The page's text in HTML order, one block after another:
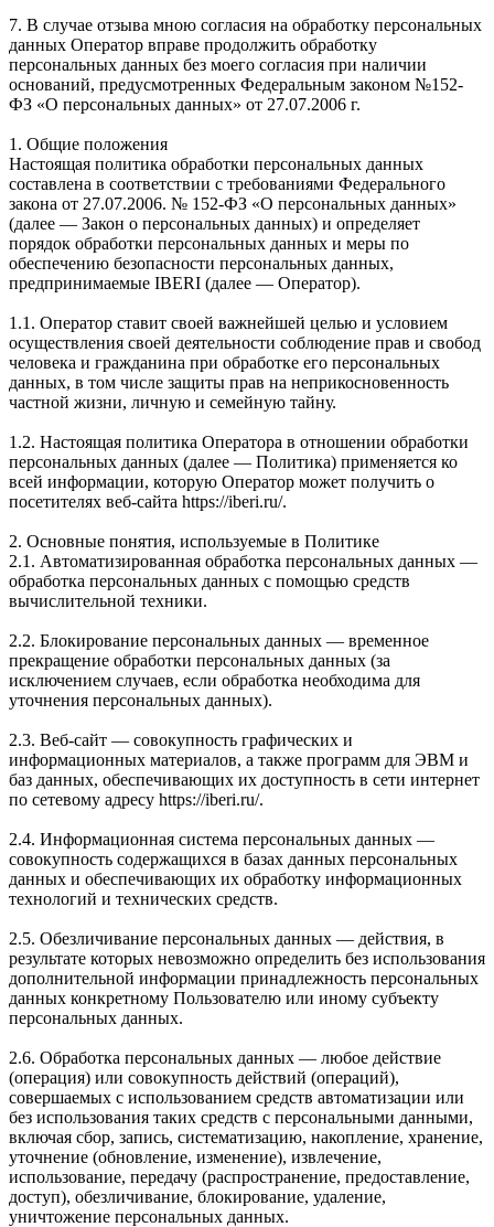
7. В случае отзыва мною согласия на обработку персональных
данных Оператор вправе продолжить обработку
персональных данных без моего согласия при наличии
оснований, предусмотренных Федеральным законом №152-
ФЗ «О персональных данных» от 27.07.2006 г.
1. Общие положения
Настоящая политика обработки персональных данных
составлена в соответствии с требованиями Федерального
закона от 27.07.2006. № 152-ФЗ «О персональных данных»
(далее — Закон о персональных данных) и определяет
порядок обработки персональных данных и меры по
обеспечению безопасности персональных данных,
предпринимаемые IBERI (далее — Оператор).
1.1. Оператор ставит своей важнейшей целью и условием
осуществления своей деятельности соблюдение прав и свобод
человека и гражданина при обработке его персональных
данных, в том числе защиты прав на неприкосновенность
частной жизни, личную и семейную тайну.
1.2. Настоящая политика Оператора в отношении обработки
персональных данных (далее — Политика) применяется ко
всей информации, которую Оператор может получить о
посетителях веб-сайта https://iberi.ru/.
2. Основные понятия, используемые в Политике
2.1. Автоматизированная обработка персональных данных —
обработка персональных данных с помощью средств
вычислительной техники.
2.2. Блокирование персональных данных — временное
прекращение обработки персональных данных (за
исключением случаев, если обработка необходима для
уточнения персональных данных).
2.3. Веб-сайт — совокупность графических и
информационных материалов, а также программ для ЭВМ и
баз данных, обеспечивающих их доступность в сети интернет
по сетевому адресу https://iberi.ru/.
2.4. Информационная система персональных данных —
совокупность содержащихся в базах данных персональных
данных и обеспечивающих их обработку информационных
технологий и технических средств.
2.5. Обезличивание персональных данных — действия, в
результате которых невозможно определить без использования
дополнительной информации принадлежность персональных
данных конкретному Пользователю или иному субъекту
персональных данных.
2.6. Обработка персональных данных — любое действие
(операция) или совокупность действий (операций),
совершаемых с использованием средств автоматизации или
без использования таких средств с персональными данными,
включая сбор, запись, систематизацию, накопление, хранение,
уточнение (обновление, изменение), извлечение,
использование, передачу (распространение, предоставление,
доступ), обезличивание, блокирование, удаление,
уничтожение персональных данных.